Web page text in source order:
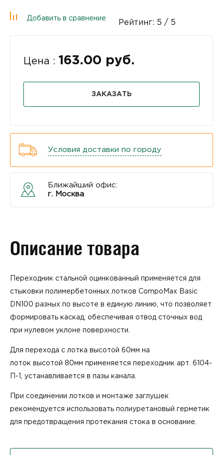
Добавить в сравнение
Рейтинг: 5 / 5
Цена : 163.00 руб.
ЗАКАЗАТЬ
Условия доставки по городу
Ближайший офис:
г. Москва
Описание товара
Переходник стальной оцинкованный применяется для
стыковки полимербетонных лотков CompoMax Basic
DN100 разных по высоте в единую линию, что позволяет
формировать каскад, обеспечивая отвод сточных вод
при нулевом уклоне поверхности.
Для перехода с лотка высотой 60мм на
лоток высотой 80мм применяется переходник арт. 6104-
П-1, устанавливается в пазы канала.
При соединении лотков и монтаже заглушек
рекомендуется использовать полиуретановый герметик
для предотвращения протекания стока в основание.